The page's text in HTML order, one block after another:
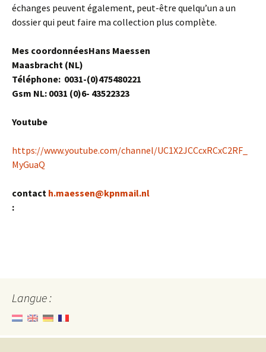
échanges peuvent également, peut-être quelqu’un a un
dossier qui peut faire ma collection plus complète.
Mes coordonnéesHans Maessen
Maasbracht (NL)
Téléphone: 0031-(0)475480221
Gsm NL: 0031 (0)6- 43522323
Youtube
https://www.youtube.com/channel/UC1X2JCCcxRCxC2RF_
MyGuaQ
contact h.maessen@kpnmail.nl
:
Langue :